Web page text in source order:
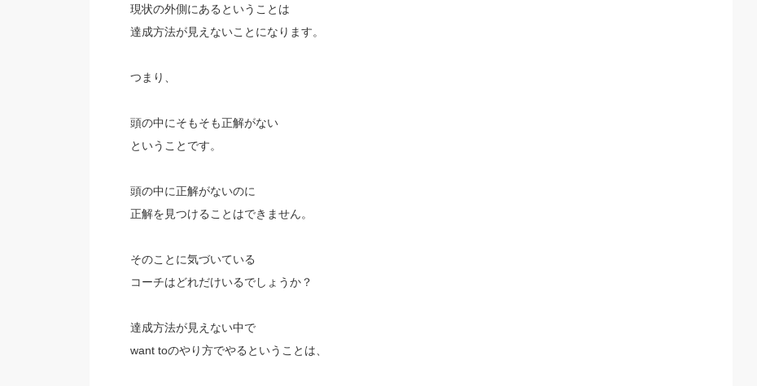
現状の外側にあるということは
達成方法が見えないことになります。
つまり、
頭の中にそもそも正解がない
ということです。
頭の中に正解がないのに
正解を見つけることはできません。
そのことに気づいている
コーチはどれだけいるでしょうか？
達成方法が見えない中で
want toのやり方でやるということは、